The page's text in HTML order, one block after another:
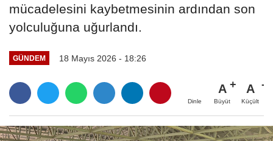
mücadelesini kaybetmesinin ardından son
yolculuğuna uğurlandı.
GÜNDEM 18 Mayıs 2026 - 18:26
Dinle
A
Büyüt
A
Küçült